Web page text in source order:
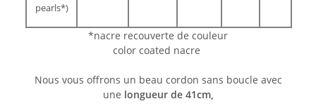
pearls*)
*nacre recouverte de couleur
color coated nacre
Nous vous offrons un beau cordon sans boucle avec
une longueur de 41cm,